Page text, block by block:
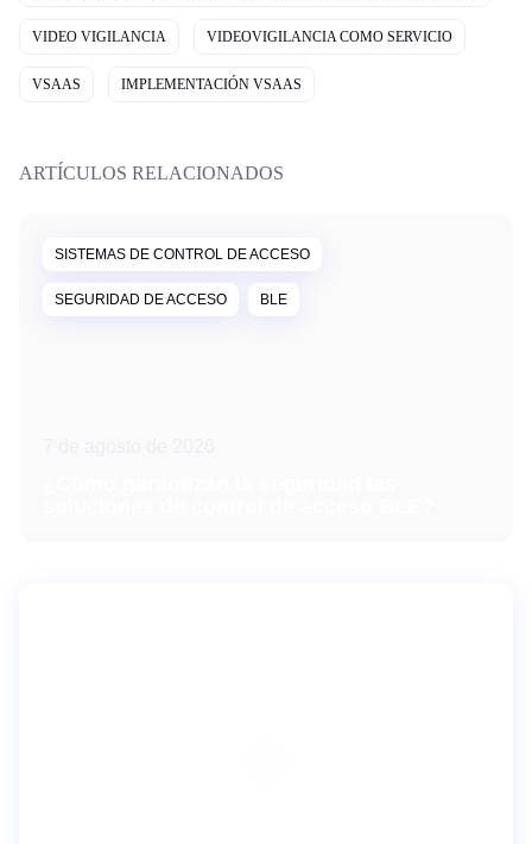
VIDEO VIGILANCIA VIDEOVIGILANCIA COMO SERVICIO
VSAAS IMPLEMENTACIÓN VSAAS
ARTÍCULOS RELACIONADOS
SISTEMAS DE CONTROL DE ACCESO
SEGURIDAD DE ACCESO BLE